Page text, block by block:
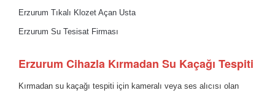
Erzurum Tıkalı Klozet Açan Usta
Erzurum Su Tesisat Firması
Erzurum Cihazla Kırmadan Su Kaçağı Tespiti
Kırmadan su kaçağı tespiti için kameralı veya ses alıcısı olan